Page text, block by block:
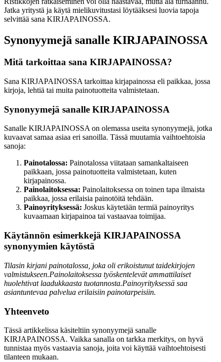
Jatka yritystä ja käytä mielikuvitustasi löytääksesi luovia tapoja
selvittää sana KIRJAPAINOSSA.
Synonyymejä sanalle KIRJAPAINOSSA
Mitä tarkoittaa sana KIRJAPAINOSSA?
Sana KIRJAPAINOSSA tarkoittaa kirjapainossa eli paikkaa, jossa
kirjoja, lehtiä tai muita painotuotteita valmistetaan.
Synonyymejä sanalle KIRJAPAINOSSA
Sanalle KIRJAPAINOSSA on olemassa useita synonyymejä, jotka
kuvaavat samaa asiaa eri sanoilla. Tässä muutamia vaihtoehtoisia
sanoja:
Painotalossa: Painotalossa viitataan samankaltaiseen
paikkaan, jossa painotuotteita valmistetaan, kuten
kirjapainossa.
Painolaitoksessa: Painolaitoksessa on toinen tapa ilmaista
paikkaa, jossa erilaisia painotöitä tehdään.
Painoyrityksessä: Joskus käytetään termiä painoyritys
kuvaamaan kirjapainoa tai vastaavaa toimijaa.
Käytännön esimerkkejä KIRJAPAINOSSA
synonyymien käytöstä
Tilasin kirjani painotalossa, joka oli erikoistunut taidekirjojen
valmistukseen.Painolaitoksessa työskentelevät ammattilaiset
huolehtivat laadukkaasta tuotannosta.Painoyrityksessä saa
asiantuntevaa palvelua erilaisiin painotarpeisiin.
Yhteenveto
Tässä artikkelissa käsiteltiin synonyymejä sanalle
KIRJAPAINOSSA. Vaikka sanalla on tarkka merkitys, on hyvä
tunnistaa myös vastaavia sanoja, joita voi käyttää vaihtoehtoisesti
tilanteen mukaan.